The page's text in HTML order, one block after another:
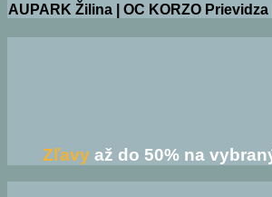
AUPARK Žilina | OC KORZO
Zľavyaž do 50% na